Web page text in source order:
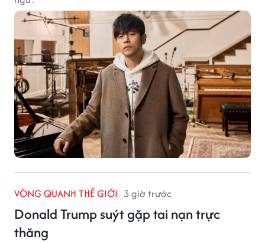
VÒNG QUANH THẾ GIỚI 3 giờ trước
Donald Trump suýt gặp tai nạn trực
thăng